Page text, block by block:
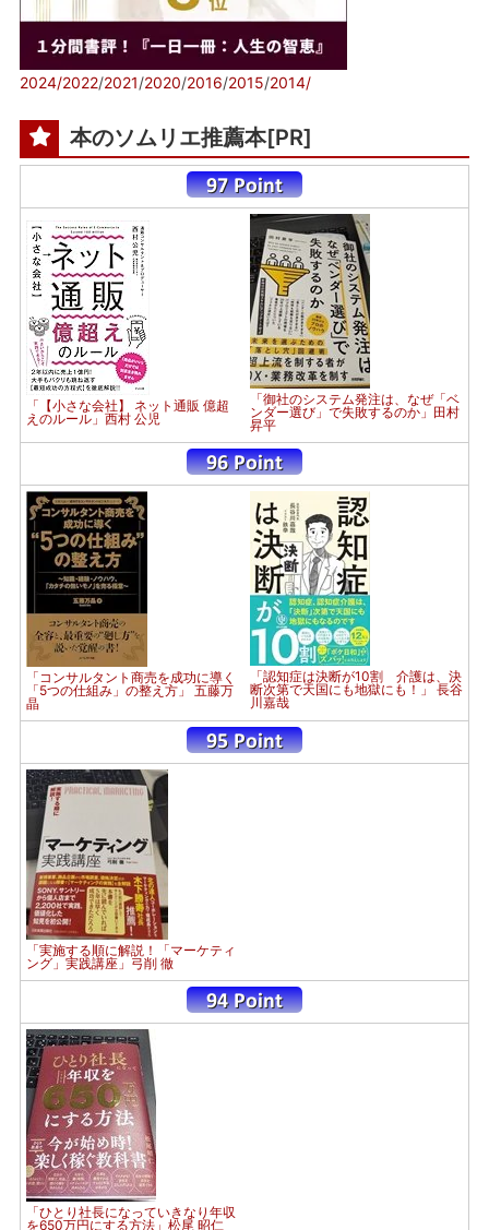
2024/2022/2021/2020/2016/2015/2014/
本のソムリエ推薦本[PR]
「【小さな会社】 ネット通販 億超
えのルール」西村 公児
「御社のシステム発注は、なぜ「ベ
ンダー選び」で失敗するのか」田村
昇平
「コンサルタント商売を成功に導く
「5つの仕組み」の整え方」 五藤万
晶
「認知症は決断が10割 介護は、決
断次第で天国にも地獄にも！」 長谷
川嘉哉
「実施する順に解説！「マーケティ
ング」実践講座」弓削 徹
「ひとり社長になっていきなり年収
を650万円にする方法」松尾 昭仁